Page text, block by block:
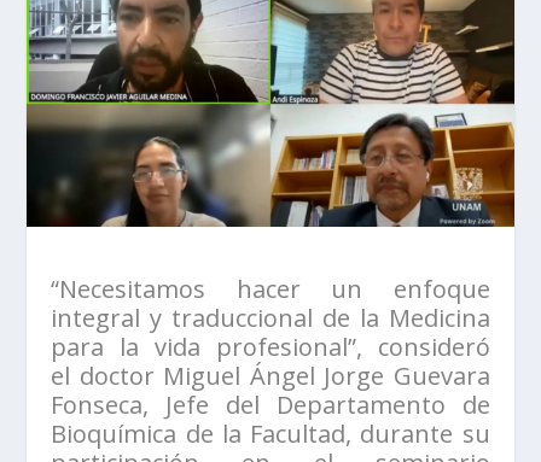
“Necesitamos hacer un enfoque
integral y traduccional de la Medicina
para la vida profesional”, consideró
el doctor Miguel Ángel Jorge Guevara
Fonseca, Jefe del Departamento de
Bioquímica de la Facultad, durante su